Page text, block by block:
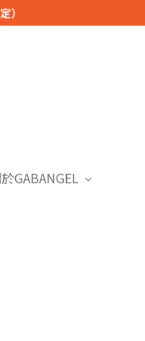
）
GABANGEL